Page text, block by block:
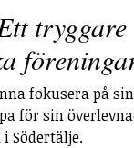
fokusera på
för sin
Södertälje.